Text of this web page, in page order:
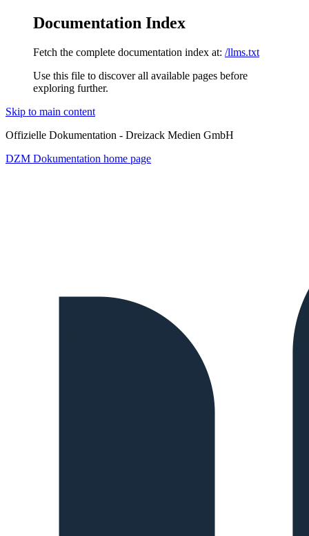
Documentation Index
Fetch the complete documentation index at: /llms.txt
Use this file to discover all available pages before
exploring further.
Skip to main content
Offizielle Dokumentation - Dreizack Medien GmbH
DZM Dokumentation home page